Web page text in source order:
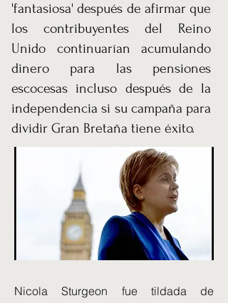
'fantasiosa' después de afirmar que
los contribuyentes del Reino
Unido continuarían acumulando
dinero para las pensiones
escocesas incluso después de la
independencia si su campaña para
dividir Gran Bretaña tiene éxito.
Nicola Sturgeon fue tildada de